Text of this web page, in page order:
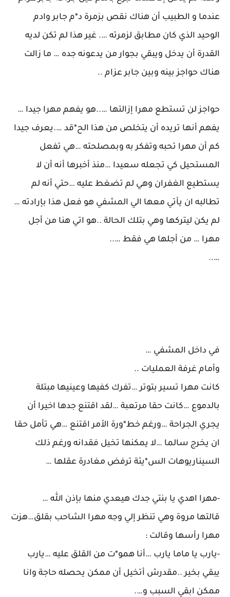
عندما و الطبيب أن هناك نقص بزمرة د*م جابر وادم
الوحيد الذي كان مطابق لزمرته …. غير هذا لم تكن لديه
القدرة أن يدخل ويبقي بجوار من يدعونه جده … ما زالت
هناك حواجز بينه وبين جابر عزام ..
حواجز لن تستطع مهرا إزالتها …..هو يفهم مهرا جيدا …
يفهم أنها تريده أن يتخلص من هذا الح*قد ….يعرف جيدا
كم أن مهرا تحبه وتفكر به وبمصلحته …هي تفعل
المستحيل كي تجعله سعيدا …منذ أخبرها أنه أن لا
يستطيع الغفران وهي لم تضغط عليه …حتي أنه لم
تطالبه ان يأتي معها الي المشفي هو فعل هذا بإرادته …
لم يكن ليتركها وهي بتلك الحالة ..هو اتي هنا من أجل
مهرا … من أجلها هي فقط …..
…..
في داخل المشفي …
وأمام غرفة العمليات ..
كانت مهرا تسير بتوتر …تفرك كفيها وعينيها مبتلة
بالدموع …كانت حقا مرتعبة …لقد اقتنع جدها اخيرا أن
يجري الجراحة …ورغم خط*ورة الأمر اقتنع …هي تأمل حقا
ان يخرج سالما …لا يمكنها تخيل فقدانه ورغم ذلك
السيناريوهات الس*يئة ترفض مغادرة عقلها …
-مهرا اهدي يا بنتي جدك هيعدي منها بإذن الله …
قالتها مروة وهي تنظر إلي وجه مهرا الشاحب بقلق…هزت
مهرا رأسها وقالت :
-يارب يا ماما يارب …أنا همو*ت من القلق عليه …يارب
يبقي بخير ..مقدرش أتخيل أن ممكن يحصله حاجة وانا
ممكن ابقي السبب و….